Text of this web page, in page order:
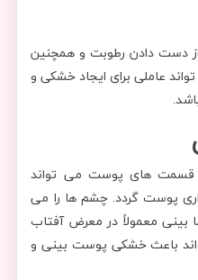
دست دادن رطوبت و همچنین
عاملی برای ایجاد خشکی و
قسمت های پوست می تواند
پوست گردد. چشم ها را می
بینی معمولاً در معرض آفتاب
باعث خشکی پوست بینی و